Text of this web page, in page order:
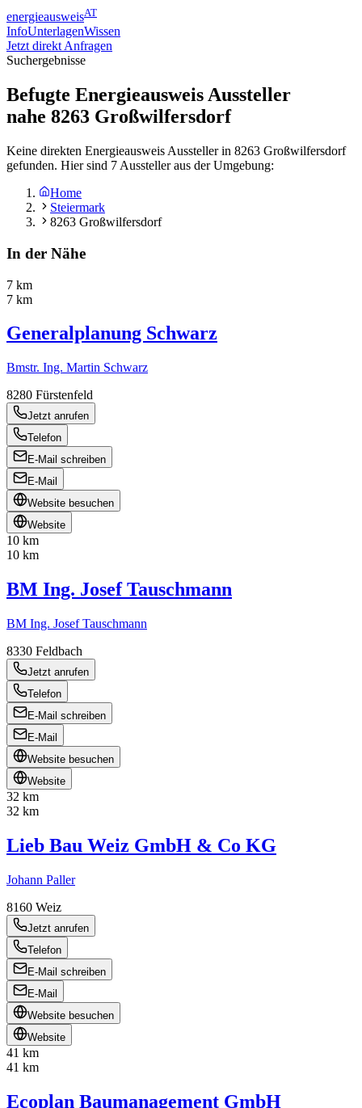
energieausweisAT
InfoUnterlagenWissen
Jetzt direkt Anfragen
Suchergebnisse
Befugte Energieausweis Aussteller
nahe 8263 Großwilfersdorf
Keine direkten Energieausweis Aussteller in 8263 Großwilfersdorf
gefunden. Hier sind 7 Aussteller aus der Umgebung:
Home
Steiermark
8263 Großwilfersdorf
In der Nähe
7 km
7 km
Generalplanung Schwarz
Bmstr. Ing. Martin Schwarz
8280 Fürstenfeld
Jetzt anrufen
Telefon
E-Mail schreiben
E-Mail
Website besuchen
Website
10 km
10 km
BM Ing. Josef Tauschmann
BM Ing. Josef Tauschmann
8330 Feldbach
Jetzt anrufen
Telefon
E-Mail schreiben
E-Mail
Website besuchen
Website
32 km
32 km
Lieb Bau Weiz GmbH & Co KG
Johann Paller
8160 Weiz
Jetzt anrufen
Telefon
E-Mail schreiben
E-Mail
Website besuchen
Website
41 km
41 km
Ecoplan Baumanagement GmbH